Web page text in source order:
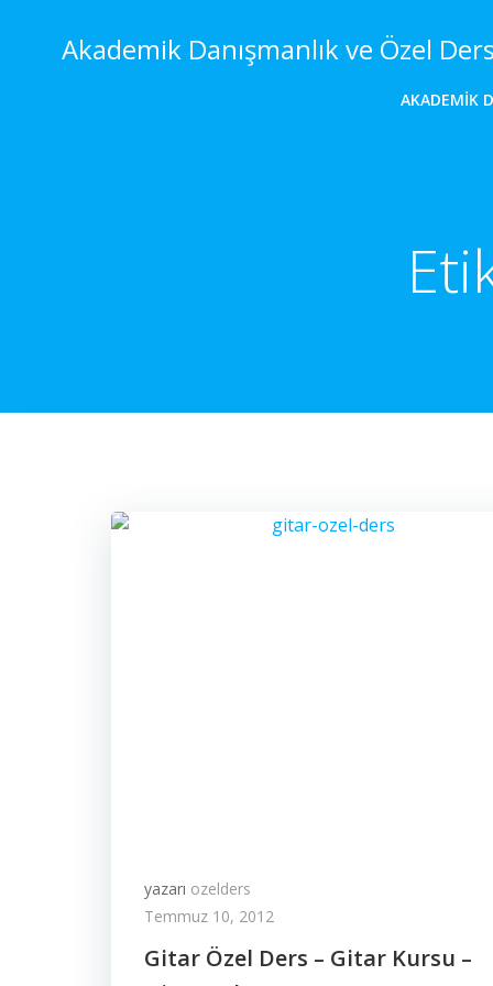
Akademik Danışmanlık ve Özel
AKADEMIK
yazarı ozelders
Temmuz 10, 2012
Gitar Özel Ders – Gitar Kursu –